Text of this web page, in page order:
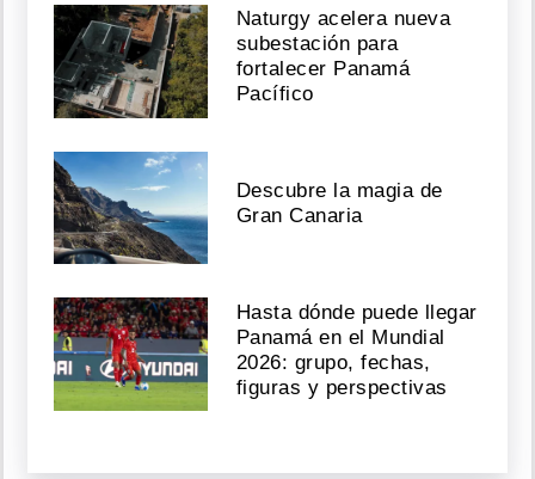
Naturgy acelera nueva
subestación para
fortalecer Panamá
Pacífico
Descubre la magia de
Gran Canaria
Hasta dónde puede llegar
Panamá en el Mundial
2026: grupo, fechas,
figuras y perspectivas